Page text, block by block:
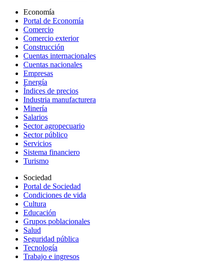
Economía
Portal de Economía
Comercio
Comercio exterior
Construcción
Cuentas internacionales
Cuentas nacionales
Empresas
Energía
Índices de precios
Industria manufacturera
Minería
Salarios
Sector agropecuario
Sector público
Servicios
Sistema financiero
Turismo
Sociedad
Portal de Sociedad
Condiciones de vida
Cultura
Educación
Grupos poblacionales
Salud
Seguridad pública
Tecnología
Trabajo e ingresos